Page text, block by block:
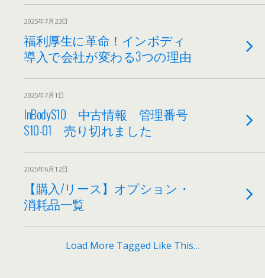
2025年7月23日
福利厚生に革命！インボディ
導入で会社が変わる3つの理由
2025年7月1日
InBodyS10 中古情報 管理番号
S10-01 売り切れました
2025年6月12日
【購入/リース】オプション・
消耗品一覧
Load More Tagged Like This…